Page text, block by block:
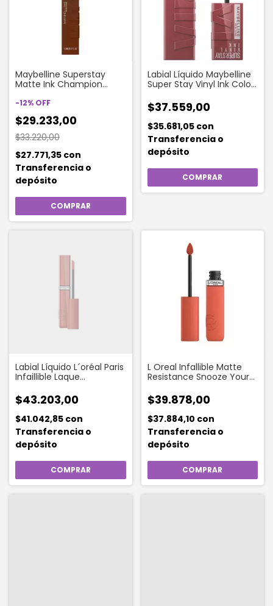
Maybelline Superstay
Matte Ink Champion
Duración
-12% OFF
$29.233,00
$33.220,00
$27.771,35 con
Transferencia o
depósito
Labial Líquido Maybelline
Super Stay Vinyl Ink Color
$37.559,00
$35.681,05 con
Transferencia o
depósito
Labial Líquido L´oréal Paris
Infaillible Laque
510 Café Parisien
$43.203,00
$41.042,85 con
Transferencia o
depósito
L Oreal Infallible Matte
Resistance Snooze Your
$39.878,00
$37.884,10 con
Transferencia o
depósito